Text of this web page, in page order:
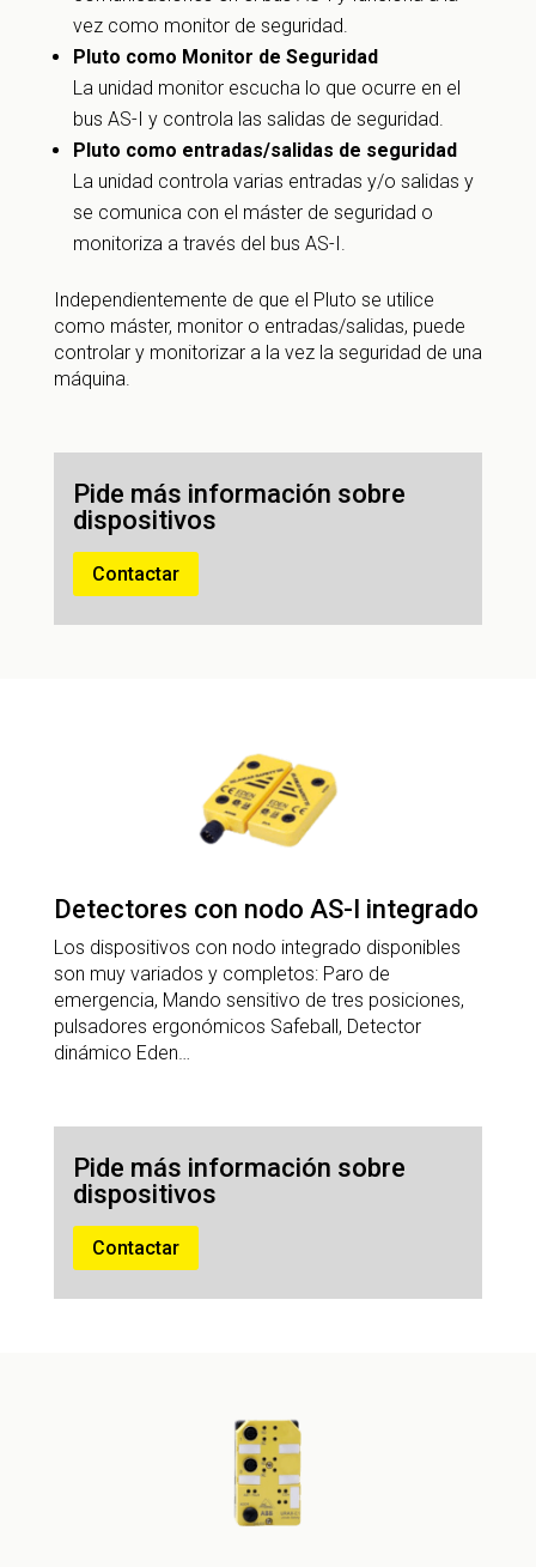
vez como monitor de seguridad.
Pluto como Monitor de Seguridad
La unidad monitor escucha lo que ocurre en el
bus AS-I y controla las salidas de seguridad.
Pluto como entradas/salidas de seguridad
La unidad controla varias entradas y/o salidas y
se comunica con el máster de seguridad o
monitoriza a través del bus AS-I.
Independientemente de que el Pluto se utilice
como máster, monitor o entradas/salidas, puede
controlar y monitorizar a la vez la seguridad de una
máquina.
Pide más información sobre
dispositivos
Contactar
Detectores con nodo AS-I integrado
Los dispositivos con nodo integrado disponibles
son muy variados y completos: Paro de
emergencia, Mando sensitivo de tres posiciones,
pulsadores ergonómicos Safeball, Detector
dinámico Eden…
Pide más información sobre
dispositivos
Contactar